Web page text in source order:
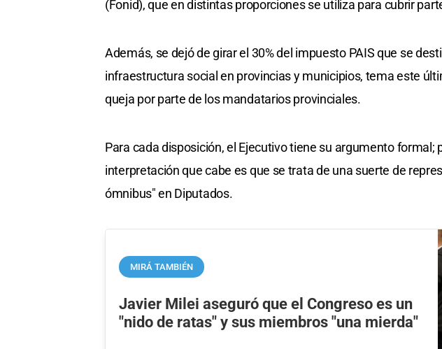
(Fonid), que en distintas proporciones se utiliza para cubrir
Además, se dejó de girar el 30% del impuesto PAIS que se
infraestructura social en provincias y municipios, tema este
queja por parte de los mandatarios provinciales.
Para cada disposición, el Ejecutivo tiene su argumento formal;
interpretación que cabe es que se trata de una suerte de
ómnibus" en Diputados.
MIRÁ TAMBIÉN
Javier Milei aseguró que el Congreso es un
"nido de ratas" y sus miembros "una mierda"